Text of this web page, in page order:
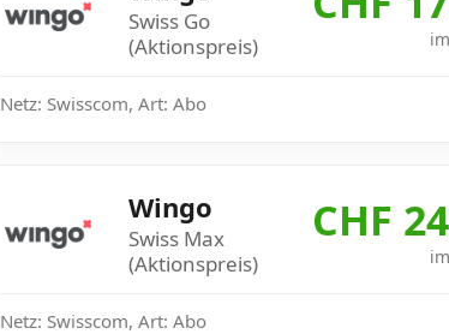
Swiss Go
(Aktionspreis)
Netz: Swisscom, Art: Abo
Wingo
Swiss Max
(Aktionspreis)
CHF
Netz: Swisscom, Art: Abo